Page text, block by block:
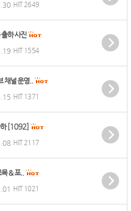
HIT 2649
하 사진
HIT 1554
채널 운영..
HIT 1371
[1092]
HIT 2117
목 & 포..
HIT 1021